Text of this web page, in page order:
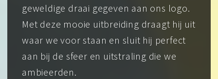
geweldige draai gegeven aan ons logo.
Met deze mooie uitbreiding draagt hij uit
waar we voor staan en sluit hij perfect
aan bij de sfeer en uitstraling die we
ambieerden.